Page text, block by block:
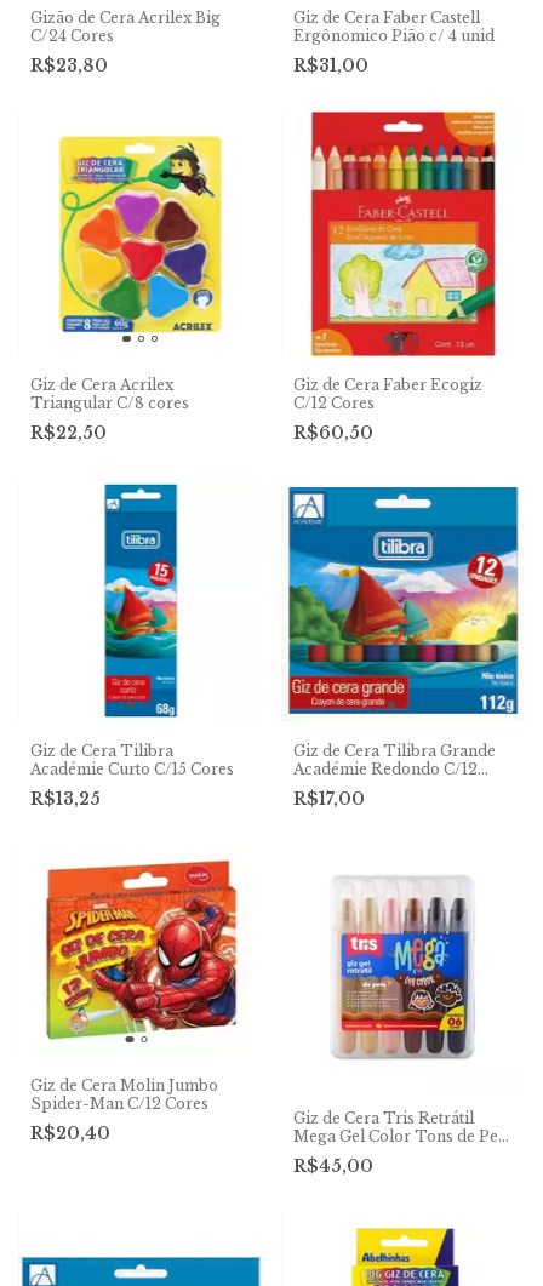
Gizão de Cera Acrilex Big
C/24 Cores
R$23,80
Giz de Cera Faber Castell
Ergônomico Pião c/ 4 unid
R$31,00
Giz de Cera Acrilex
Triangular C/8 cores
R$22,50
Giz de Cera Faber Ecogiz
C/12 Cores
R$60,50
Giz de Cera Tilibra
Académie Curto C/15 Cores
R$13,25
Giz de Cera Tilibra Grande
Académie Redondo C/12
Cores
R$17,00
Giz de Cera Molin Jumbo
Spider-Man C/12 Cores
R$20,40
Giz de Cera Tris Retrátil
Mega Gel Color Tons de Pele
c/ 6 cores
R$45,00